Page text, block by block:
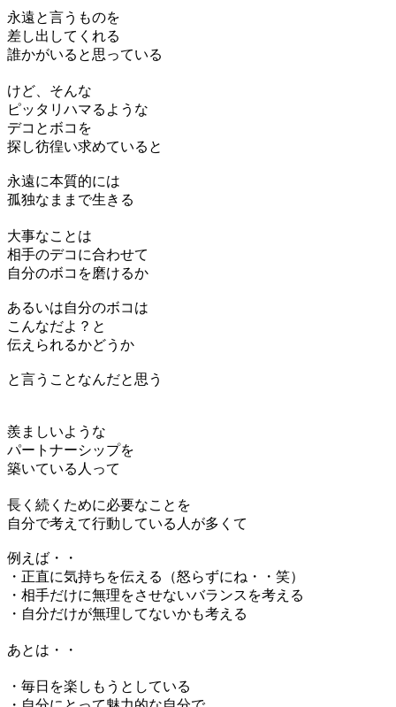
永遠と言うものを
差し出してくれる
誰かがいると思っている
けど、そんな
ピッタリハマるような
デコとボコを
探し彷徨い求めていると
永遠に本質的には
孤独なままで生きる
大事なことは
相手のデコに合わせて
自分のボコを磨けるか
あるいは自分のボコは
こんなだよ？と
伝えられるかどうか
と言うことなんだと思う
羨ましいような
パートナーシップを
築いている人って
長く続くために必要なことを
自分で考えて行動している人が多くて
例えば・・
・正直に気持ちを伝える（怒らずにね・・笑）
・相手だけに無理をさせないバランスを考える
・自分だけが無理してないかも考える
あとは・・
・毎日を楽しもうとしている